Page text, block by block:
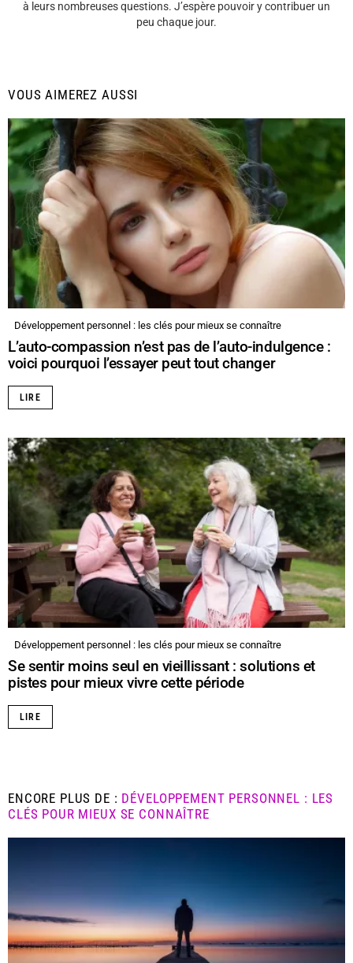
à leurs nombreuses questions. J’espère pouvoir y contribuer un
peu chaque jour.
VOUS AIMEREZ AUSSI
Développement personnel : les clés pour mieux se connaître
L’auto-compassion n’est pas de l’auto-indulgence :
voici pourquoi l’essayer peut tout changer
LIRE
Développement personnel : les clés pour mieux se connaître
Se sentir moins seul en vieillissant : solutions et
pistes pour mieux vivre cette période
LIRE
ENCORE PLUS DE : DÉVELOPPEMENT PERSONNEL : LES
CLÉS POUR MIEUX SE CONNAÎTRE